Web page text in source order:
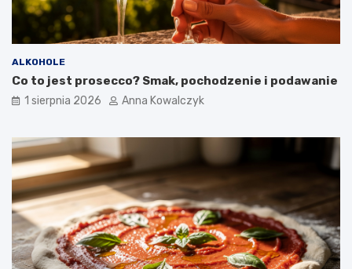
ALKOHOLE
Co to jest prosecco? Smak, pochodzenie i podawanie
1 sierpnia 2026 Anna Kowalczyk